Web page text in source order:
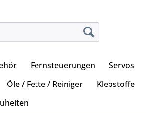
Fernsteuerungen Servos
Öle / Fette / Reiniger Klebstoffe